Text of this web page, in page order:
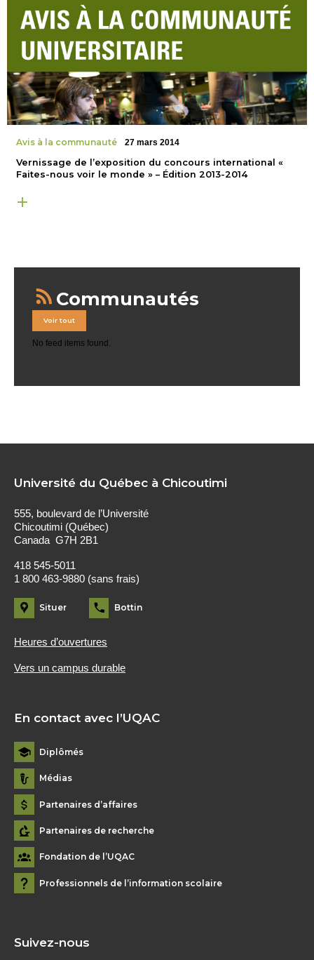
Avis à la communauté 27 mars 2014
Vernissage de l’exposition du concours international «
Faites-nous voir le monde » – Édition 2013-2014
Communautés
Voir tout
No feed items found.
Université du Québec à Chicoutimi
555, boulevard de l’Université
Chicoutimi (Québec)
Canada G7H 2B1
418 545-5011
1 800 463-9880 (sans frais)
Situer Bottin
Heures d’ouvertures
Vers un campus durable
En contact avec l’UQAC
Diplômés
Médias
Partenaires d’affaires
Partenaires de recherche
Fondation de l’UQAC
Professionnels de l’information scolaire
Suivez-nous